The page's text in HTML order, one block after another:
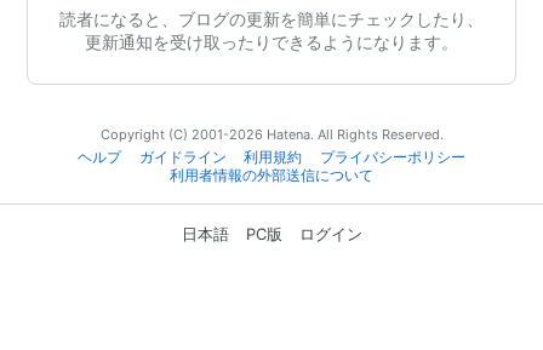
読者になると、ブログの更新を簡単にチェックしたり、
更新通知を受け取ったりできるようになります。
Copyright (C) 2001-2026 Hatena. All Rights Reserved.
ヘルプ
ガイドライン 利用規約
プライバシーポリシー
利用者情報の外部送信について
日本語 PC版 ログイン